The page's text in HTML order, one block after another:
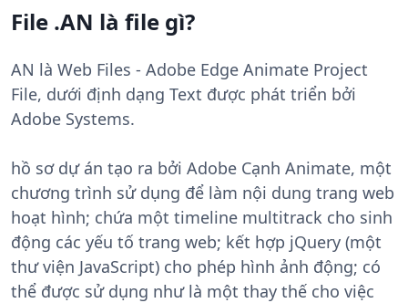
File .AN là file gì?
AN là Web Files - Adobe Edge Animate Project
File, dưới định dạng Text được phát triển bởi
Adobe Systems.
hồ sơ dự án tạo ra bởi Adobe Cạnh Animate, một
chương trình sử dụng để làm nội dung trang web
hoạt hình; chứa một timeline multitrack cho sinh
động các yếu tố trang web; kết hợp jQuery (một
thư viện JavaScript) cho phép hình ảnh động; có
thể được sử dụng như là một thay thế cho việc